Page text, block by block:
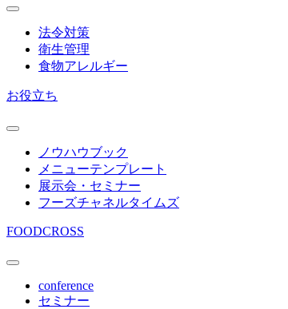
法令対策
衛生管理
食物アレルギー
お役立ち
ノウハウブック
メニューテンプレート
展示会・セミナー
フーズチャネルタイムズ
FOODCROSS
conference
セミナー